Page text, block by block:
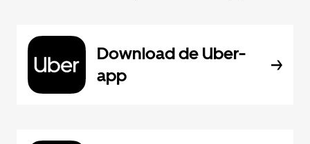
Download de Uber-
app